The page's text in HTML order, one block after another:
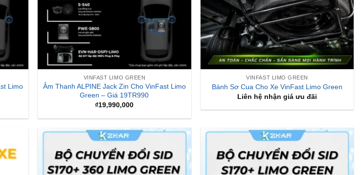
Limo
VINFAST LIMO GREEN
Âm Thanh ALPINE Jack Zin Cho VinFast Limo
Green – Giá 19TR990
₫19,990,000
VINFAST LIMO GREEN
Bánh Sơ Cua Cho Xe VinFast Limo Green
Liên hệ nhận giá ưu đãi